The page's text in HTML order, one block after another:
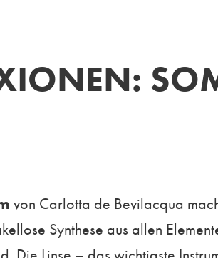
von Carlotta de Bevilacqua
Synthese aus allen